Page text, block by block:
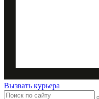
Вызвать курьера